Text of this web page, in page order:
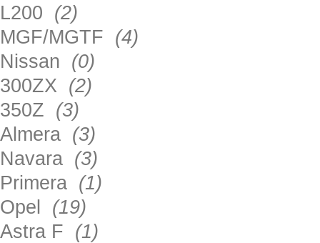
L200 (2)
MGF/MGTF (4)
Nissan (0)
300ZX (2)
350Z (3)
Almera (3)
Navara (3)
Primera (1)
Opel (19)
Astra F (1)